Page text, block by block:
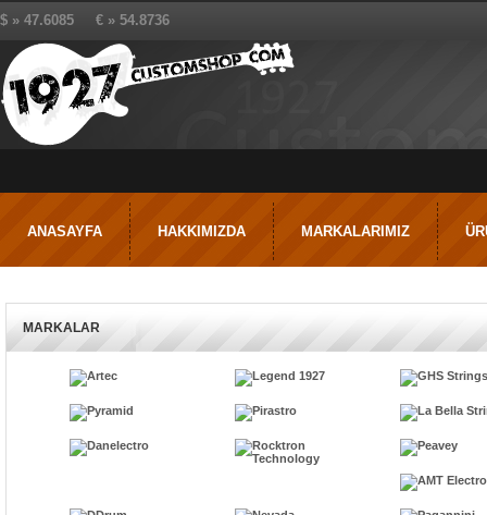
$ » 47.6085 € » 54.8736
ANASAYFA HAKKIMIZDA MARKALARIMIZ
MARKALAR